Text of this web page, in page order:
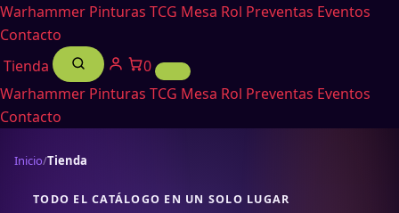
Warhammer Pinturas TCG Mesa Rol Preventas Eventos
Contacto
Tienda
0
Warhammer Pinturas TCG Mesa Rol Preventas Eventos
Contacto
Inicio/Tienda
TODO EL CATÁLOGO EN UN SOLO LUGAR